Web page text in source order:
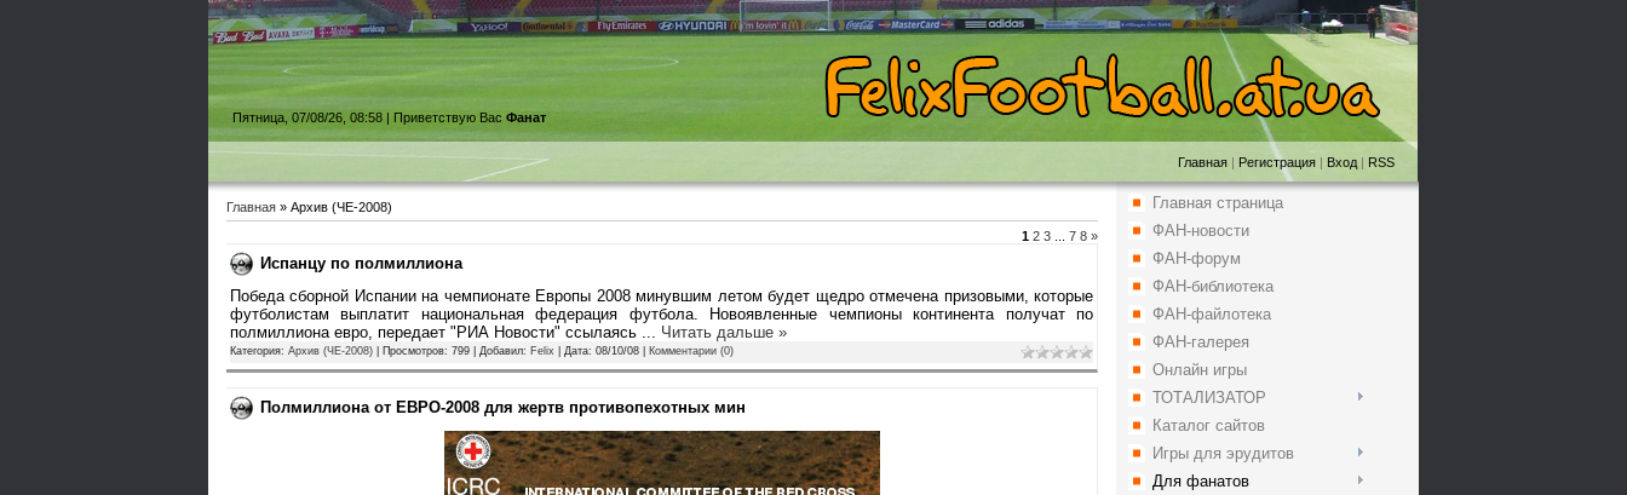
Пятница, 07/08/26, 08:58 | Приветствую Вас Фанат
Главная | Регистрация | Вход | RSS
Главная » Архив (ЧЕ-2008)
1 2 3 7 8 »
Испанцу по полмиллиона
Победа сборной Испании на чемпионате Европы 2008 минувшим летом будет щедро отмечена призовыми, которые
футболистам выплатит национальная федерация футбола. Новоявленные чемпионы континента получат по
полмиллиона евро, передает "РИА Новости" ссылаясь
Читать дальше »
Категория: Архив (ЧЕ-2008) | Просмотров: 799 | Добавил: Felix | Дата: 08/10/08 Комментарии (0)
Полмиллиона от ЕВРО-2008 для жертв противопехотных мин
Главная страница
ФАН-новости
ФАН-форум
ФАН-библиотека
ФАН-файлотека
ФАН-галерея
Онлайн игры
ТОТАЛИЗАТОР
Каталог сайтов
Игры для эрудитов
Для фанатов